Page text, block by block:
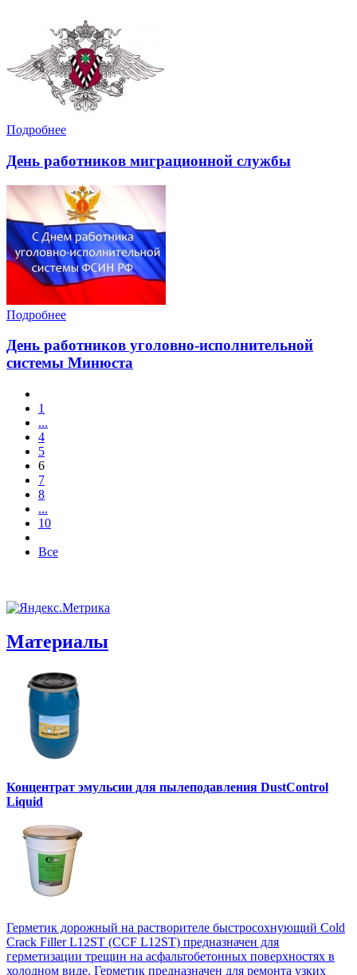
Подробнее
День работников миграционной службы
Подробнее
День работников уголовно-исполнительной
системы Минюста
1
...
4
5
6
7
8
...
10
Все
Материалы
Концентрат эмульсии для пылеподавления DustControl
Liquid
Герметик дорожный на растворителе быстросохнующий Cold
Crack Filler L12SТ (CCF L12SТ) предназначен для
герметизации трещин на асфальтобетонных поверхностях в
холодном виде. Герметик предназначен для ремонта узких